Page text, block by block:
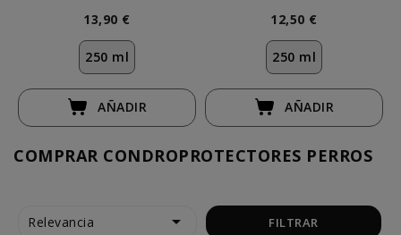
Gato
13,90 €
250 ml
AÑADIR
12,50 €
250 ml
AÑADIR
COMPRAR CONDROPROTECTORES PERROS
Relevancia  FILTRAR